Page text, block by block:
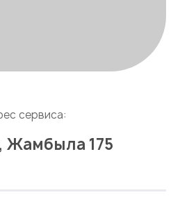
сервиса:
Жамбыла 175